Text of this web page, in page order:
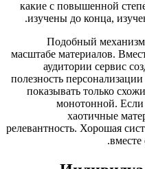
какие с
изучены до
Подобный
масштабе
аудитории
полезность
показывать
релевантность.